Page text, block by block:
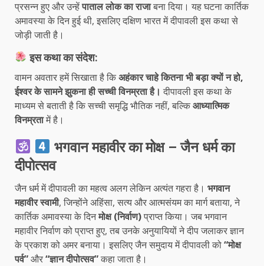
प्रसन्न हुए और उन्हेंपाताल लोक का राजाबना दिया। यह घटना कार्तिक
अमावस्या के दिन हुई थी, इसलिए दक्षिण भारत में दीपावली इस कथा से
जोड़ी जाती है।
इस कथा का संदेश:
वामन अवतार हमें सिखाता है किअहंकार चाहे कितना भी बड़ा क्यों न हो,
ईश्वर के सामने झुकना ही सच्ची विनम्रता है। दीपावली इस कथा के
माध्यम से बताती है कि सच्ची समृद्धि भौतिक नहीं, बल्किआध्यात्मिक
विनम्रतामें है।
भगवान महावीर का मोक्ष – जैन धर्म का
दीपोत्सव
जैन धर्म में दीपावली का महत्व अलग लेकिन अत्यंत गहरा है। भगवान
महावीर स्वामी, जिन्होंने अहिंसा, सत्य और आत्मसंयम का मार्ग बताया, ने
कार्तिक अमावस्या के दिनमोक्ष (निर्वाण)प्राप्त किया। जब भगवान
महावीर निर्वाण को प्राप्त हुए, तब उनके अनुयायियों ने दीप जलाकर ज्ञान
के प्रकाश को अमर बनाया। इसलिए जैन समुदाय में दीपावली को“मोक्ष
पर्व”और“ज्ञान दीपोत्सव”कहा जाता है।